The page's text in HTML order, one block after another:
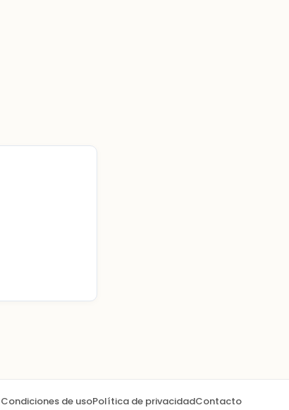
Condiciones de usoPolítica de privacidadContacto